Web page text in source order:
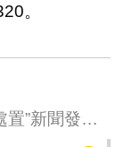
。
”新聞發佈